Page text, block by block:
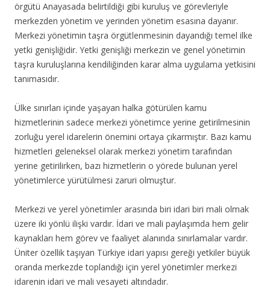
örgütü Anayasada belirtildiği gibi kuruluş ve görevleriyle
merkezden yönetim ve yerinden yönetim esasına dayanır.
Merkezi yönetimin taşra örgütlenmesinin dayandığı temel ilke
yetki genişliğidir. Yetki genişliği merkezin ve genel yönetimin
taşra kuruluşlarına kendiliğinden karar alma uygulama yetkisini
tanımasıdır.
Ülke sınırları içinde yaşayan halka götürülen kamu
hizmetlerinin sadece merkezi yönetimce yerine getirilmesinin
zorluğu yerel idarelerin önemini ortaya çıkarmıştır. Bazı kamu
hizmetleri geleneksel olarak merkezi yönetim tarafından
yerine getirilirken, bazı hizmetlerin o yörede bulunan yerel
yönetimlerce yürütülmesi zaruri olmuştur.
Merkezi ve yerel yönetimler arasında biri idari biri mali olmak
üzere iki yönlü ilişki vardır. İdari ve mali paylaşımda hem gelir
kaynakları hem görev ve faaliyet alanında sınırlamalar vardır.
Üniter özellik taşıyan Türkiye idari yapısı gereği yetkiler büyük
oranda merkezde toplandığı için yerel yönetimler merkezi
idarenin idari ve mali vesayeti altındadır.